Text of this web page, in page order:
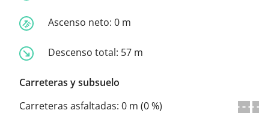
Ascenso neto: 0 m
Descenso total: 57 m
Carreteras y subsuelo
Carreteras asfaltadas: 0 m (0 %)